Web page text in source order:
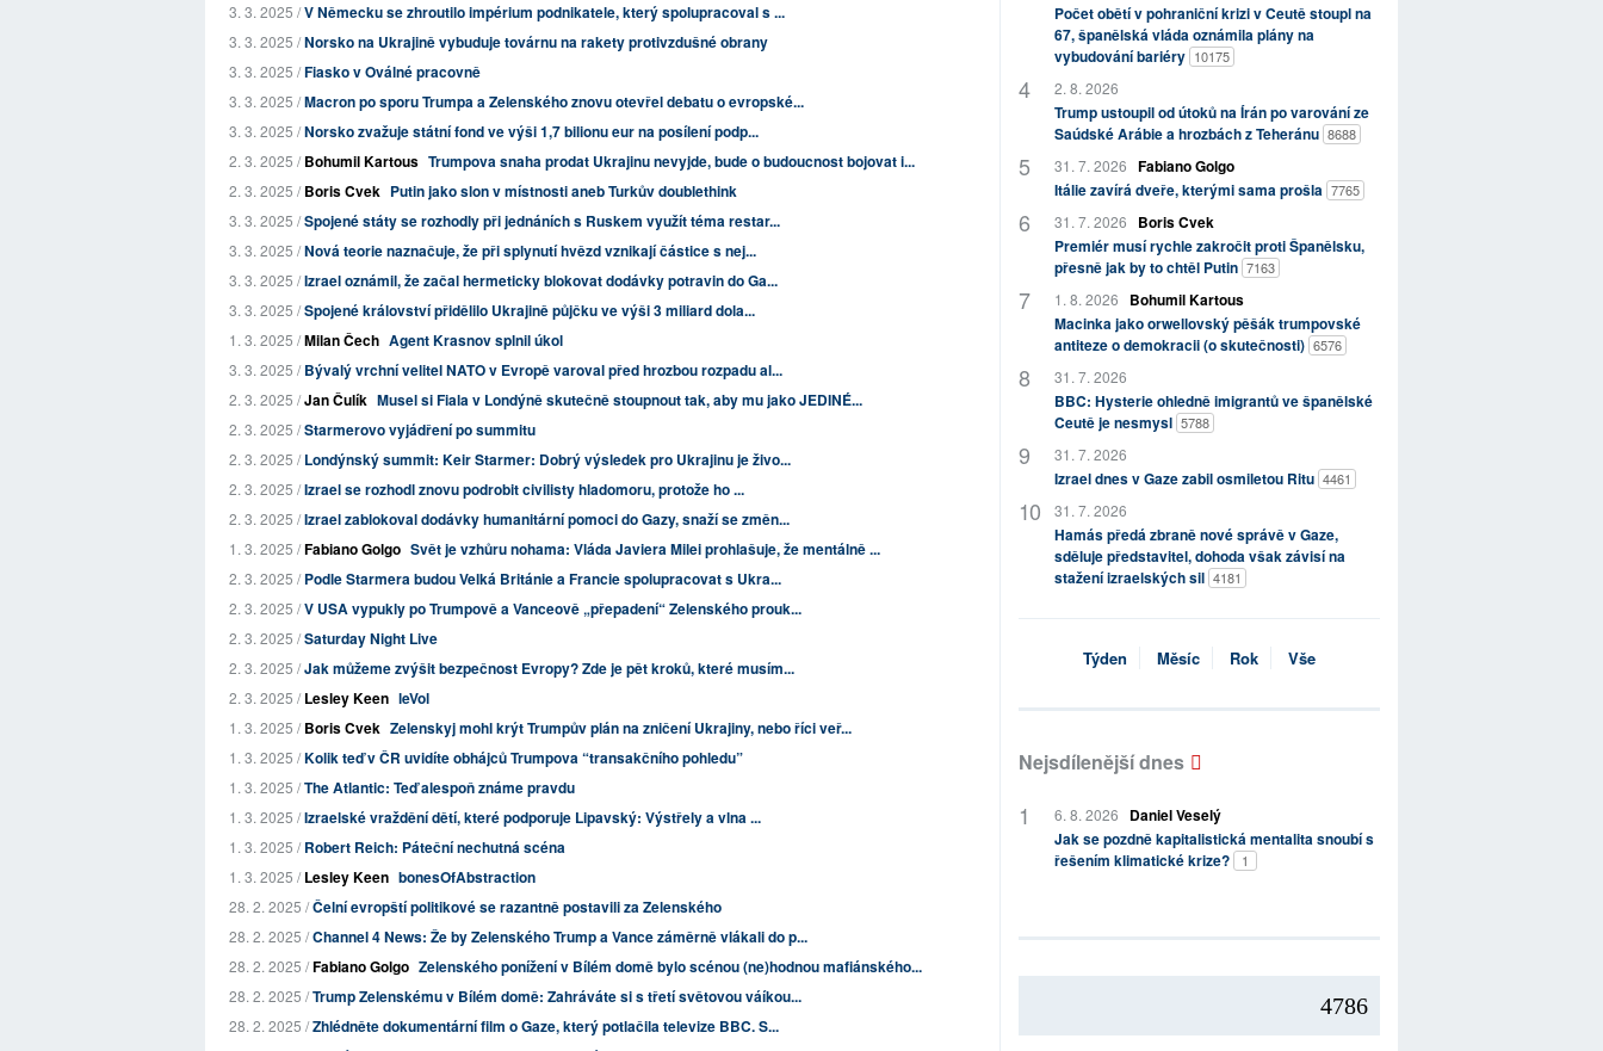
3. 3. 2025 /V Německu se zhroutilo impérium podnikatele, který spolupracoval s ...
3. 3. 2025 /Norsko na Ukrajině vybuduje továrnu na rakety protivzdušné obrany
3. 3. 2025 /Fiasko v Oválné pracovně
3. 3. 2025 /Macron po sporu Trumpa a Zelenského znovu otevřel debatu o evropské...
3. 3. 2025 /Norsko zvažuje státní fond ve výši 1,7 bilionu eur na posílení podp...
2. 3. 2025 /Bohumil Kartous Trumpova snaha prodat Ukrajinu nevyjde, bude o budoucnost bojovat i...
2. 3. 2025 /Boris Cvek Putin jako slon v místnosti aneb Turkův doublethink
3. 3. 2025 /Spojené státy se rozhodly při jednáních s Ruskem využít téma restar...
3. 3. 2025 /Nová teorie naznačuje, že při splynutí hvězd vznikají částice s nej...
3. 3. 2025 /Izrael oznámil, že začal hermeticky blokovat dodávky potravin do Ga...
3. 3. 2025 /Spojené království přidělilo Ukrajině půjčku ve výši 3 miliard dola...
1. 3. 2025 /Milan Čech Agent Krasnov splnil úkol
3. 3. 2025 /Bývalý vrchní velitel NATO v Evropě varoval před hrozbou rozpadu al...
2. 3. 2025 /Jan Čulík Musel si Fiala v Londýně skutečně stoupnout tak, aby mu jako JEDINÉ...
2. 3. 2025 /Starmerovo vyjádření po summitu
2. 3. 2025 /Londýnský summit: Keir Starmer: Dobrý výsledek pro Ukrajinu je živo...
2. 3. 2025 /Izrael se rozhodl znovu podrobit civilisty hladomoru, protože ho ...
2. 3. 2025 /Izrael zablokoval dodávky humanitární pomoci do Gazy, snaží se změn...
1. 3. 2025 /Fabiano Golgo Svět je vzhůru nohama: Vláda Javiera Milei prohlašuje, že mentálně ...
2. 3. 2025 /Podle Starmera budou Velká Británie a Francie spolupracovat s Ukra...
2. 3. 2025 /V USA vypukly po Trumpově a Vanceově „přepadení“ Zelenského prouk...
2. 3. 2025 /Saturday Night Live
2. 3. 2025 /Jak můžeme zvýšit bezpečnost Evropy? Zde je pět kroků, které musím...
2. 3. 2025 /Lesley Keen leVol
1. 3. 2025 /Boris Cvek Zelenskyj mohl krýt Trumpův plán na zničení Ukrajiny, nebo říci veř...
1. 3. 2025 /Kolik teď v ČR uvidíte obhájců Trumpova “transakčního pohledu”
1. 3. 2025 /The Atlantic: Teď alespoň známe pravdu
1. 3. 2025 /Izraelské vraždění dětí, které podporuje Lipavský: Výstřely a vlna ...
1. 3. 2025 /Robert Reich: Páteční nechutná scéna
1. 3. 2025 /Lesley Keen bonesOfAbstraction
28. 2. 2025 /Čelní evropští politikové se razantně postavili za Zelenského
28. 2. 2025 /Channel 4 News: Že by Zelenského Trump a Vance záměrně vlákali do p...
28. 2. 2025 /Fabiano Golgo Zelenského ponížení v Bílém domě bylo scénou (ne)hodnou mafiánského...
28. 2. 2025 /Trump Zelenskému v Bílém domě: Zahráváte si s třetí světovou váíkou...
28. 2. 2025 /Zhlédněte dokumentární film o Gaze, který potlačila televize BBC. S...
Počet obětí v pohraniční krizi v Ceutě stoupl na
67, španělská vláda oznámila plány na
vybudování bariéry 10175
2. 8. 2026
Trump ustoupil od útoků na Írán po varování ze
Saúdské Arábie a hrozbách z Teheránu 8688
31. 7. 2026 Fabiano Golgo
Itálie zavírá dveře, kterými sama prošla 7765
31. 7. 2026
Boris Cvek
Premiér musí rychle zakročit proti Španělsku,
přesně jak by to chtěl Putin 7163
1. 8. 2026
Bohumil Kartous
Macinka jako orwellovský pěšák trumpovské
antiteze o demokracii (o skutečnosti) 6576
31. 7. 2026
BBC: Hysterie ohledně imigrantů ve španělské
Ceutě je nesmysl 5788
31. 7. 2026
Izrael dnes v Gaze zabil osmiletou Ritu 4461
31. 7. 2026
Hamás předá zbraně nové správě v Gaze,
sděluje představitel, dohoda však závisí na
stažení izraelských sil 4181
Týden Měsíc Rok Vše
Nejsdílenější dnes
6. 8. 2026
Daniel Veselý
Jak se pozdně kapitalistická mentalita snoubí s
řešením klimatické krize?
1
4786